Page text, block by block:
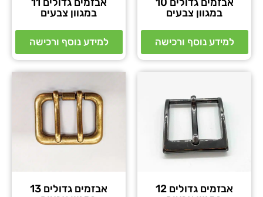
במגוון צבעים
למידע נוסף ורכישה
במגוון צבעים
למידע נוסף ורכישה
אבזמים גדולים 12
אבזמים גדולים 13